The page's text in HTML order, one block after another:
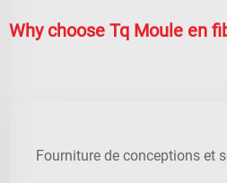
Why choose Tq Moule en
Fourniture de conceptions et